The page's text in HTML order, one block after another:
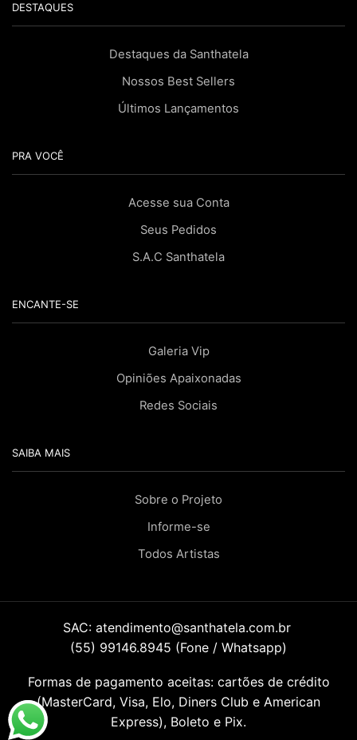
DESTAQUES
Destaques da Santhatela
Nossos Best Sellers
Últimos Lançamentos
PRA VOCÊ
Acesse sua Conta
Seus Pedidos
S.A.C Santhatela
ENCANTE-SE
Galeria Vip
Opiniões Apaixonadas
Redes Sociais
SAIBA MAIS
Sobre o Projeto
Informe-se
Todos Artistas
SAC: atendimento@santhatela.com.br
(55) 99146.8945 (Fone / Whatsapp)
Formas de pagamento aceitas: cartões de crédito
(MasterCard, Visa, Elo, Diners Club e American
Express), Boleto e Pix.